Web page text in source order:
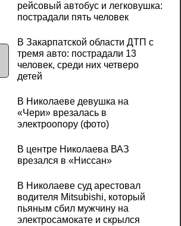
рейсовый автобус и легковушка:
пострадали пять человек
В Закарпатской области ДТП с
тремя авто: пострадали 13
человек, среди них четверо
детей
В Николаеве девушка на
«Чери» врезалась в
электроопору (фото)
В центре Николаева ВАЗ
врезался в «Ниссан»
В Николаеве суд арестовал
водителя Mitsubishi, который
пьяным сбил мужчину на
электросамокате и скрылся